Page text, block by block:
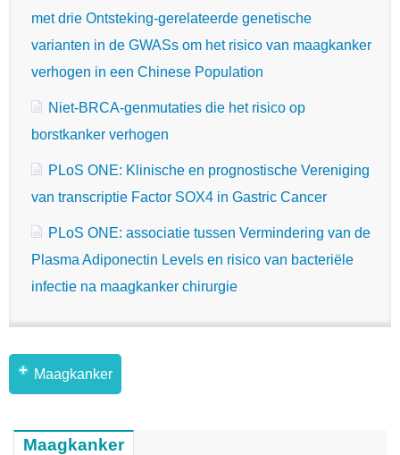
met drie Ontsteking-gerelateerde genetische
varianten in de GWASs om het risico van maagkanker
verhogen in een Chinese Population
Niet-BRCA-genmutaties die het risico op
borstkanker verhogen
PLoS ONE: Klinische en prognostische Vereniging
van transcriptie Factor SOX4 in Gastric Cancer
PLoS ONE: associatie tussen Vermindering van de
Plasma Adiponectin Levels en risico van bacteriële
infectie na maagkanker chirurgie
Maagkanker
Maagkanker